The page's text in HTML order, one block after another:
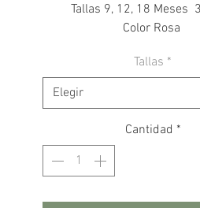
Tallas 9, 12, 18 Meses
Color Rosa
Tallas *
Elegir
Cantidad *